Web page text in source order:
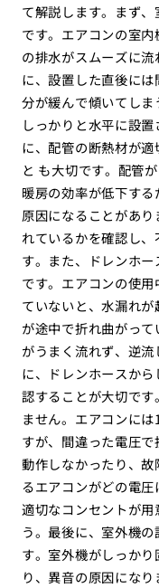
て解説します。まず
です。エアコンの室
の排水がスムーズに
に、設置した直後に
分が緩んで傾いてしま
しっかりと水平に設
に、配管の断熱材が
と も大切です。配管
暖房の効率が低下す
原因になることがあ
れているかを確認し
す。また、ドレンホ
です。エアコンの使
ていないと、水漏れ
が途中で折れ曲がっ
がうまく流れず、逆
に、ドレンホースか
認することが大切で
ません。エアコンに
すが、間違った電圧
動作しなかったり、
るエアコンがどの電圧
適切なコンセントが
う。最後に、室外機
す。室外機がしっか
り、異音の原因にな